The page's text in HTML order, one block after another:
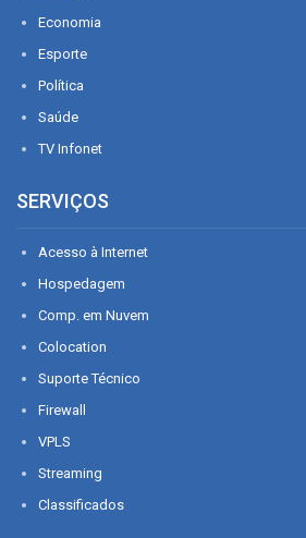
Economia
Esporte
Política
Saúde
TV Infonet
SERVIÇOS
Acesso à Internet
Hospedagem
Comp. em Nuvem
Colocation
Suporte Técnico
Firewall
VPLS
Streaming
Classificados